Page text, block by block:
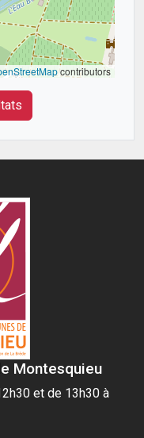
contributors
Montesquieu
et de 13h30 à